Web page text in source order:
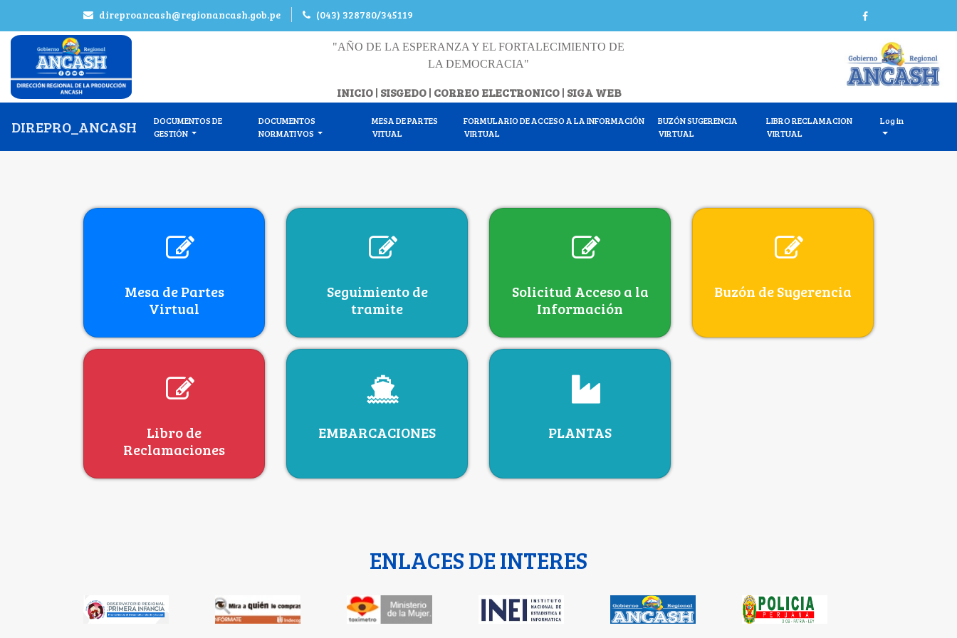
direproancash@regionancash.gob.pe (043) 328780/345119
"AÑO DE LA ESPERANZA Y EL FORTALECIMIENTO DE
LA DEMOCRACIA"
INICIO| SISGEDO| CORREO ELECTRONICO| SIGA WEB
DIREPRO_ANCASH
DOCUMENTOS DE
GESTIÓN
DOCUMENTOS
NORMATIVOS
MESA DE PARTES
VITUAL
FORMULARIO DE ACCESO A LA INFORMACIÓN
VIRTUAL
BUZÓN SUGERENCIA
VIRTUAL
LIBRO RECLAMACION
VIRTUAL
Log in
Mesa de Partes
Virtual
Seguimiento de
tramite
Solicitud Acceso a la
Información
Buzón de Sugerencia
Libro de
Reclamaciones
EMBARCACIONES PLANTAS
ENLACES DE INTERES